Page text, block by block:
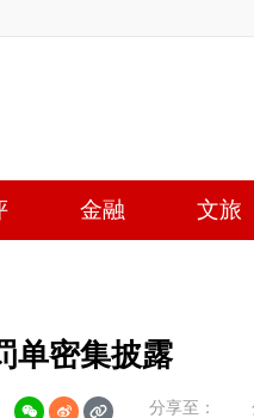
金融 文旅
单密集披露
分享至：